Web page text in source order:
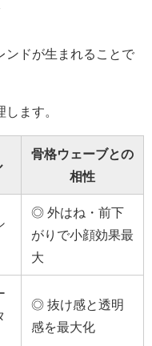
ンドが生まれることで
ます。
骨格ウェーブとの
相性
◎ 外はね・前下
がりで小顔効果最
大
◎ 抜け感と透明
感を最大化